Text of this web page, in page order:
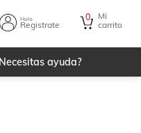
Hola
Registrate
0
Mi
carrito
ayuda?